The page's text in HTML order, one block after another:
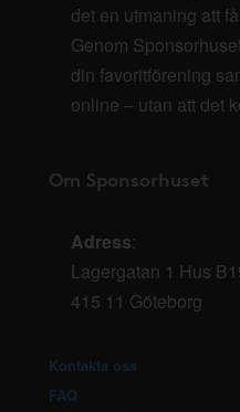
det en utmaning att
Genom
din favoritförening
online – utan att det
Om Sponsorhuset
Adress:
Lagergatan 1 Hus
415 11 Göteborg
Kontakta oss
FAQ